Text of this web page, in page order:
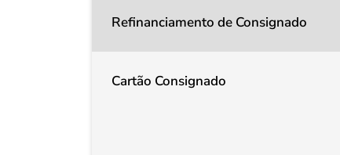
Refinanciamento de Consignado
Cartão Consignado